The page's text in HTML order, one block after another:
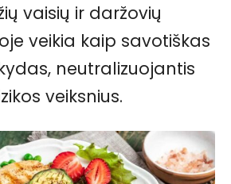
vaisių ir daržovių
veikia kaip savotiškas
neutralizuojantis
veiksnius.